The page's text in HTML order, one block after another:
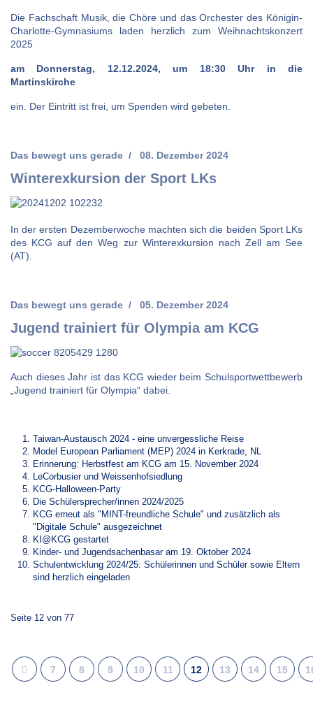
Die Fachschaft Musik, die Chöre und das Orchester des Königin-
Charlotte-Gymnasiums laden herzlich zum Weihnachtskonzert
2025
am Donnerstag, 12.12.2024, um 18:30 Uhr in die
Martinskirche
ein. Der Eintritt ist frei, um Spenden wird gebeten.
Winterexkursion der Sport LKs
Das bewegt uns gerade 08. Dezember 2024
In der ersten Dezemberwoche machten sich die beiden Sport LKs
des KCG auf den Weg zur Winterexkursion nach Zell am See
(AT).
Jugend trainiert für Olympia am KCG
Das bewegt uns gerade 05. Dezember 2024
Auch dieses Jahr ist das KCG wieder beim Schulsportwettbewerb
„Jugend trainiert für Olympia“ dabei.
Taiwan-Austausch 2024 - eine unvergessliche Reise
Model European Parliament (MEP) 2024 in Kerkrade, NL
Erinnerung: Herbstfest am KCG am 15. November 2024
LeCorbusier und Weissenhofsiedlung
KCG-Halloween-Party
Die Schülersprecher/innen 2024/2025
KCG erneut als "MINT-freundliche Schule" und zusätzlich als
"Digitale Schule" ausgezeichnet
KI@KCG gestartet
Kinder- und Jugendsachenbasar am 19. Oktober 2024
Schulentwicklung 2024/25: Schülerinnen und Schüler sowie Eltern
sind herzlich eingeladen
Seite 12 von 77
7 8 9 10 11 12 13 14 15